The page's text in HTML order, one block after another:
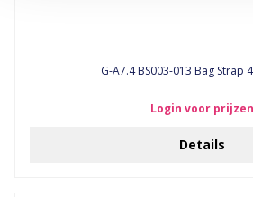
G-A7.4 BS003-013 Bag Strap
Login voor prijzen
Details